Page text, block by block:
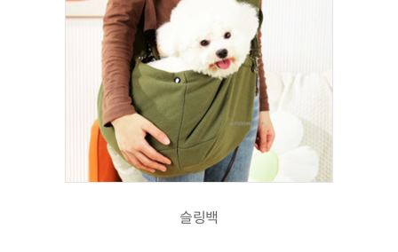
슬링백